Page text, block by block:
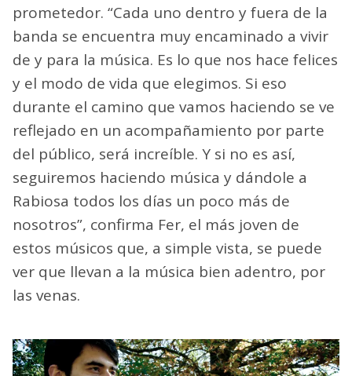
prometedor. “Cada uno dentro y fuera de la
banda se encuentra muy encaminado a vivir
de y para la música. Es lo que nos hace felices
y el modo de vida que elegimos. Si eso
durante el camino que vamos haciendo se ve
reflejado en un acompañamiento por parte
del público, será increíble. Y si no es así,
seguiremos haciendo música y dándole a
Rabiosa todos los días un poco más de
nosotros”, confirma Fer, el más joven de
estos músicos que, a simple vista, se puede
ver que llevan a la música bien adentro, por
las venas.